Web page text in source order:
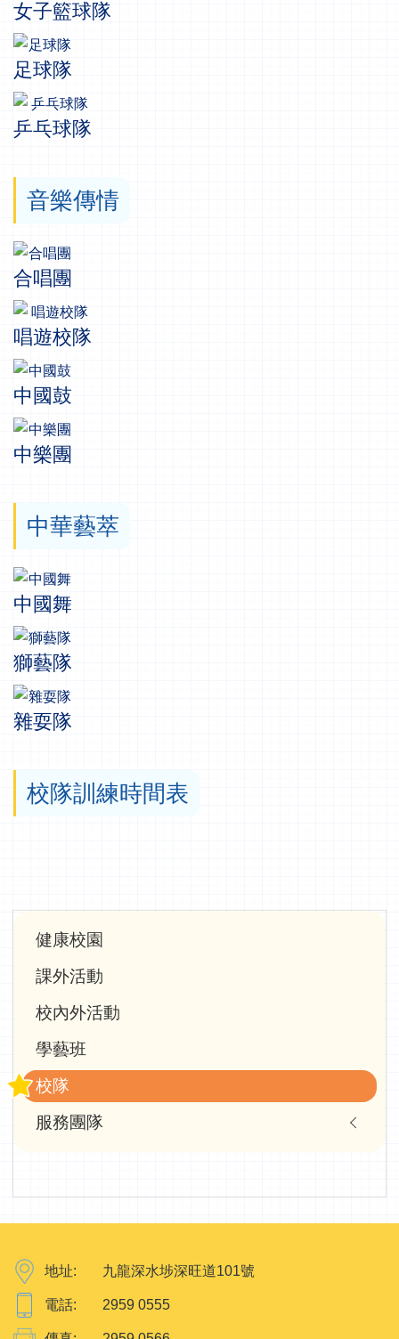
女子籃球隊
足球隊
乒乓球隊
音樂傳情
合唱團
唱遊校隊
中國鼓
中樂團
中華藝萃
中國舞
獅藝隊
雜耍隊
校隊訓練時間表
Main
navigation
健康校園
課外活動
校內外活動
學藝班
校隊
服務團隊
地址: 九龍深水埗深旺道101號
電話: 2959 0555